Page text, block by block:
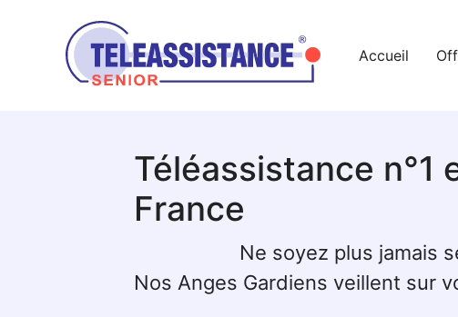
Accueil
Téléassistance n°1
France
Ne soyez plus jamais
Nos Anges Gardiens veillent sur